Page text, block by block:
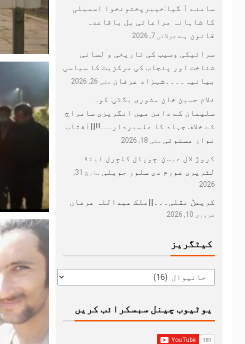
سامنے آ گیا:خیبرپختونخوا اسمبلی
کا شاہانہ مراعاتی بل باقاعدہ
قانون ہے جولائی 7, 2026
سرائیکی وسیب کی تاریخی و لسانی
شناخت اور پنجاب کی مرکزیت کا سیاسی
بیانیہ۔۔۔۔شہزاد عرفان مئی 26, 2026
غلام حسین خان مشوری بگٹی: کوہ
سلیمان کے دامن میں انگریزی سامراج
کے خلاف جہاد کا علمبردار…….!!||آفتاب
نواز مستوئی مئی 18, 2026
کروڑ لال عیسن :چوپال کلچرل اینڈ
لٹریری فورم دی سلور جوبلی
مارچ 31,
2026
کریمݨ نقلی۔۔۔||ملک عبداللہ عرفان
فروری 10, 2026
کیٹگریز
یوٹیوب چینل سبسکرائب کریں